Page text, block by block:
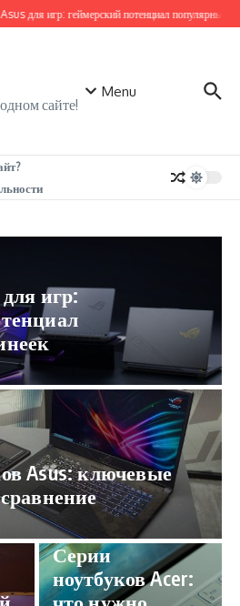
для игр: геймерский потенциал популярных
сайте!
Menu
игр:
Asus: ключевые
Все статьи
Серии
ноутбуков Acer: